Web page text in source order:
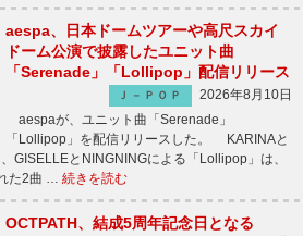
aespa、日本ドームツアーや高尺スカイ
ドーム公演で披露したユニット曲
「Serenade」「Lollipop」配信リリース
Ｊ－ＰＯＰ
2026年8月10日
aespaが、ユニット曲「Serenade」
「Lollipop」を配信リリースした。 KARINAと
GISELLEとNINGNINGによる「Lollipop」は、
た2曲 … 続きを読む
OCTPATH、結成5周年記念日となる